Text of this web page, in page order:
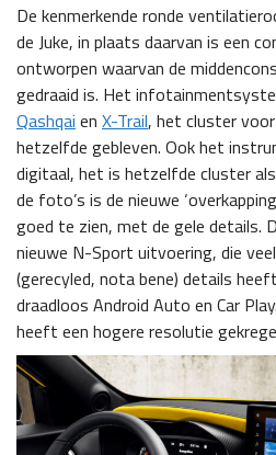
De kenmerkende ronde
de Juke, in plaats daarvan is een
ontworpen waarvan de
gedraaid is. Het
Qashqai en X-Trail, het cluster
hetzelfde gebleven. Ook het
digitaal, het is hetzelfde cluster
de foto’s is de nieuwe
goed te zien, met de gele details.
nieuwe N-Sport uitvoering, die
(gerecyled, nota bene) details
draadloos Android Auto en Car
heeft een hogere resolutie